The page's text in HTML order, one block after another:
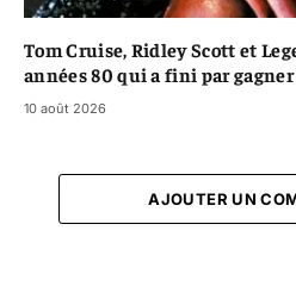
Tom Cruise, Ridley Scott et
années 80 qui a fini par
10 août 2026
AJOUTER UN